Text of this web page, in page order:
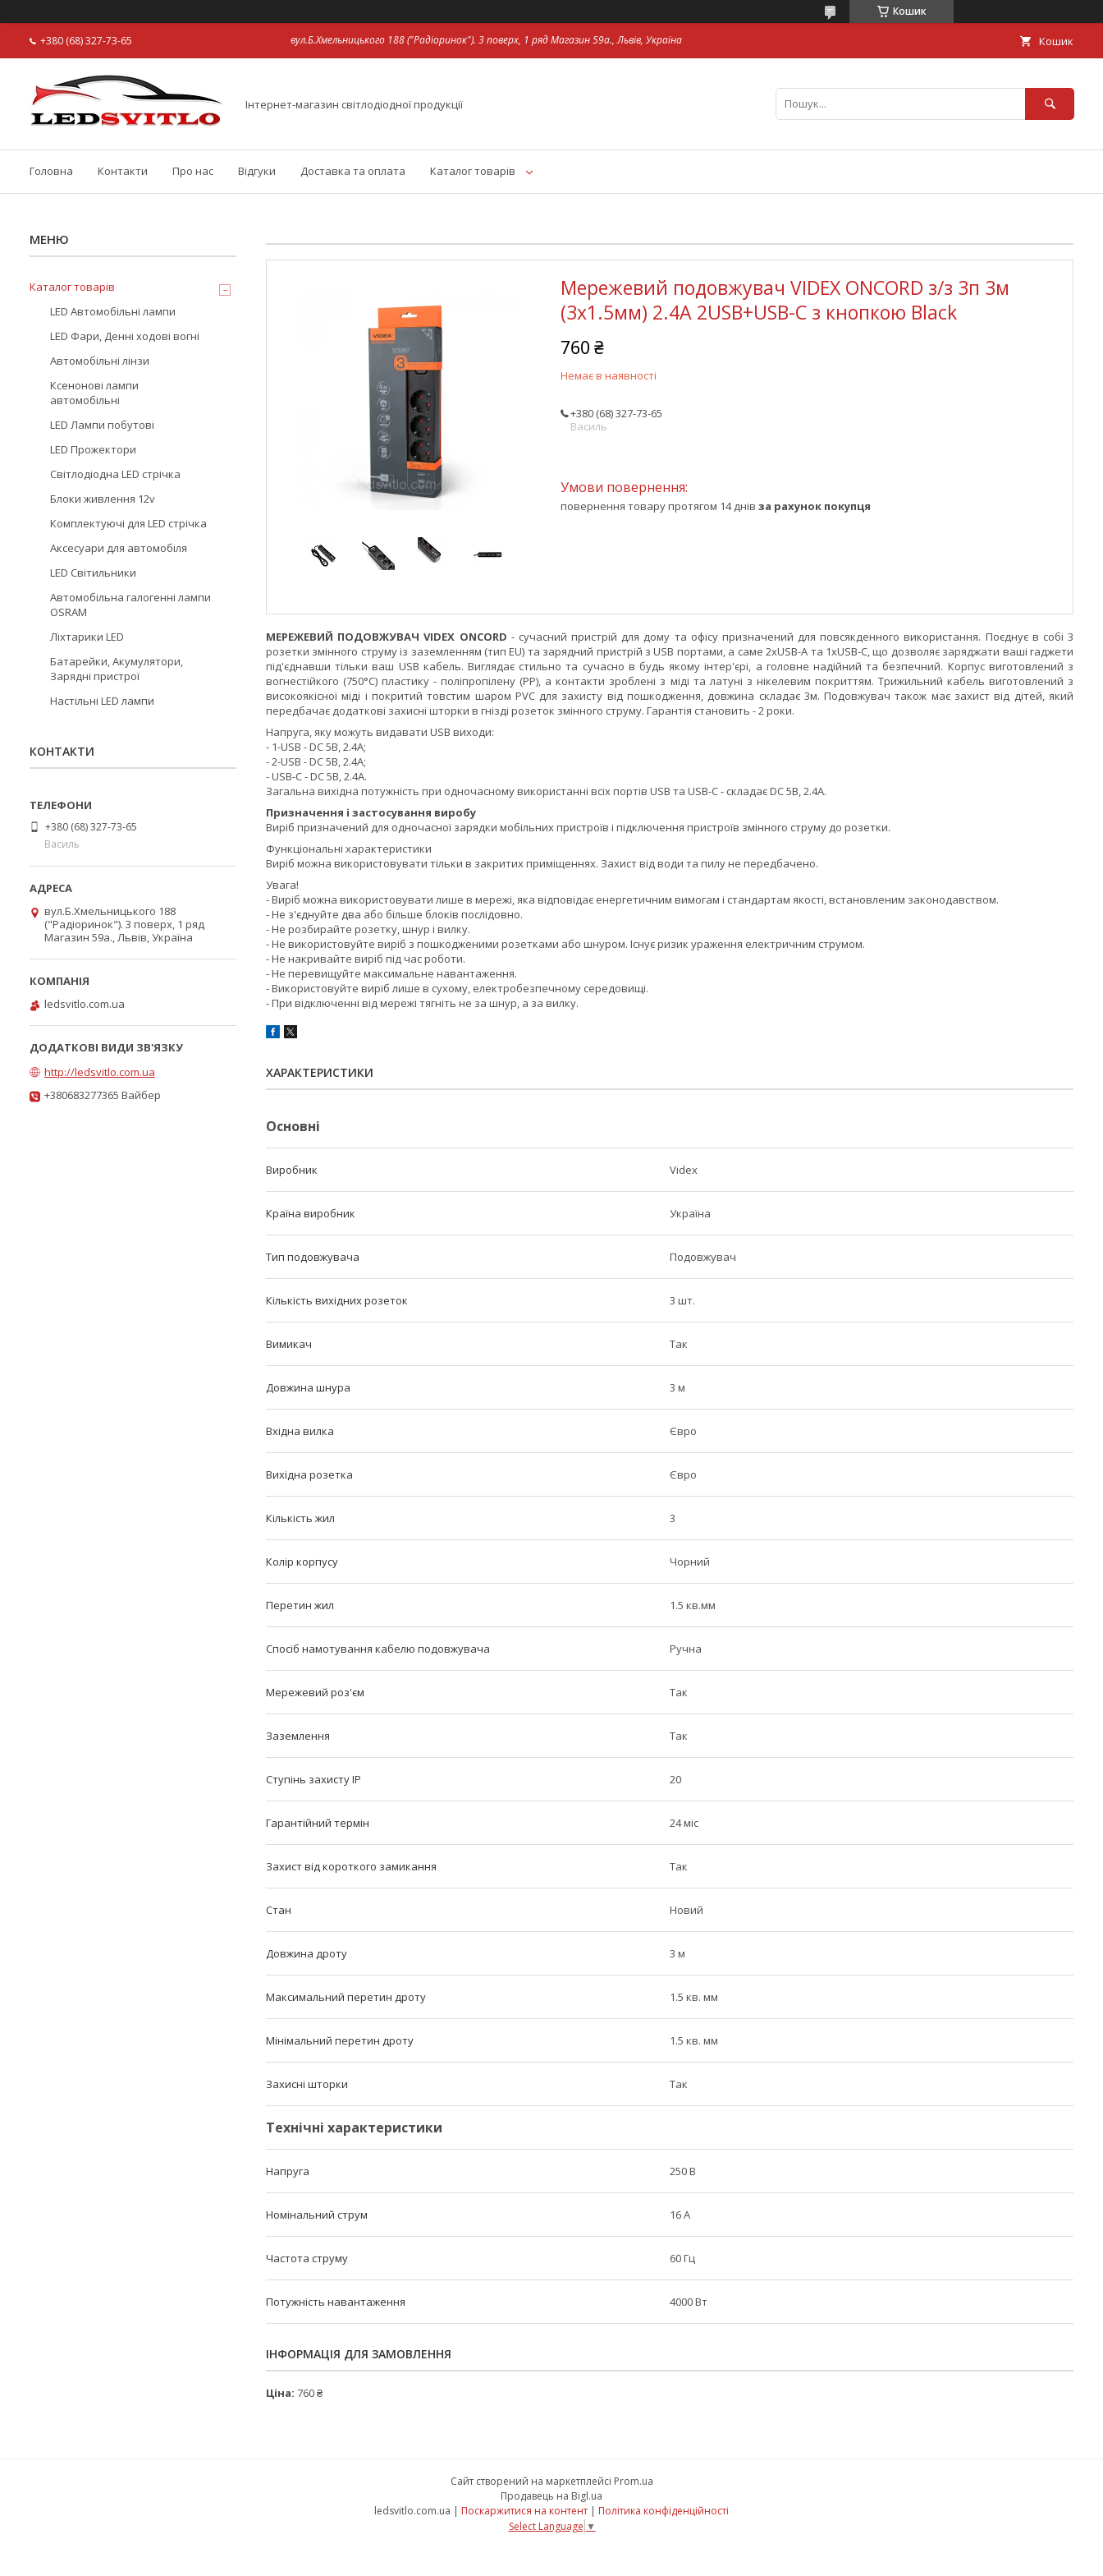
Кошик
+380 (68) 327-73-65 вул.Б.Хмельницького 188 ("Радіоринок"). 3 поверх, 1 ряд Магазин 59а., Львів, Україна Кошик
Інтернет-магазин світлодіодної продукції
Головна Контакти Про нас Відгуки Доставка та оплата Каталог товарів
Мережевий подовжувач VIDEX ONCORD з/з 3п 3м
(3x1.5мм) 2.4А 2USB+USB-C з кнопкою Black
760 ₴
Немає в наявності
+380 (68) 327-73-65
Василь
повернення товару протягом 14 днів за рахунок покупця
МЕРЕЖЕВИЙ ПОДОВЖУВАЧ VIDEX ONCORD - сучасний пристрій для дому та офісу призначений для повсякденного використання. Поєднує в собі 3
розетки змінного струму із заземленням (тип EU) та зарядний пристрій з USB портами, а саме 2xUSB-A та 1xUSB-C, що дозволяє заряджати ваші гаджети
під'єднавши тільки ваш USB кабель. Виглядає стильно та сучасно в будь якому інтер'єрі, а головне надійний та безпечний. Корпус виготовлений з
вогнестійкого (750°C) пластику - поліпропілену (PP), а контакти зроблені з міді та латуні з нікелевим покриттям. Трижильний кабель виготовлений з
високоякісної міді і покритий товстим шаром PVC для захисту від пошкодження, довжина складає 3м. Подовжувач також має захист від дітей, який
передбачає додаткові захисні шторки в гнізді розеток змінного струму. Гарантія становить - 2 роки.
Напруга, яку можуть видавати USB виходи:
- 1-USB - DC 5В, 2.4А;
- 2-USB - DC 5В, 2.4А;
- USB-С - DC 5В, 2.4А.
Загальна вихідна потужність при одночасному використанні всіх портів USB та USB-C - складає DC 5В, 2.4А.
Призначення і застосування виробу
Виріб призначений для одночасної зарядки мобільних пристроїв і підключення пристроїв змінного струму до розетки.
Функціональні характеристики
Виріб можна використовувати тільки в закритих приміщеннях. Захист від води та пилу не передбачено.
Увага!
- Виріб можна використовувати лише в мережі, яка відповідає енергетичним вимогам і стандартам якості, встановленим законодавством.
- Не з'єднуйте два або більше блоків послідовно.
- Не розбирайте розетку, шнур і вилку.
- Не використовуйте виріб з пошкодженими розетками або шнуром. Існує ризик ураження електричним струмом.
- Не накривайте виріб під час роботи.
- Не перевищуйте максимальне навантаження.
- Використовуйте виріб лише в сухому, електробезпечному середовищі.
- При відключенні від мережі тягніть не за шнур, а за вилку.
ХАРАКТЕРИСТИКИ
Основні
Виробник Videx
Країна виробник Україна
Тип подовжувача Подовжувач
Кількість вихідних розеток 3 шт.
Вимикач Так
Довжина шнура 3 м
Вхідна вилка Євро
Вихідна розетка Євро
Кількість жил 3
Колір корпусу Чорний
Перетин жил 1.5 кв.мм
Спосіб намотування кабелю подовжувача Ручна
Мережевий роз'єм Так
Заземлення Так
Ступінь захисту IP 20
Гарантійний термін 24 міс
Захист від короткого замикання Так
Стан Новий
Довжина дроту 3 м
Максимальний перетин дроту 1.5 кв. мм
Мінімальний перетин дроту 1.5 кв. мм
Захисні шторки Так
Технічні характеристики
Напруга 250 В
Номінальний струм 16 А
Частота струму 60 Гц
Потужність навантаження 4000 Вт
ІНФОРМАЦІЯ ДЛЯ ЗАМОВЛЕННЯ
Ціна: 760 ₴
Каталог товарів
LED Автомобільні лампи
LED Фари, Денні ходові вогні
Автомобільні лінзи
Ксенонові лампи
автомобільні
LED Лампи побутові
LED Прожектори
Світлодіодна LED стрічка
Блоки живлення 12v
Комплектуючі для LED стрічка
Аксесуари для автомобіля
LED Світильники
Автомобільна галогенні лампи
OSRAM
Ліхтарики LED
Батарейки, Акумулятори,
Зарядні пристрої
Настільні LED лампи
КОНТАКТИ
+380 (68) 327-73-65
Василь
вул.Б.Хмельницького 188
("Радіоринок"). 3 поверх, 1 ряд
Магазин 59а., Львів, Україна
ledsvitlo.com.ua
http://ledsvitlo.com.ua
+380683277365 Вайбер
Сайт створений на маркетплейсі Prom.ua
Продавець на Bigl.ua
ledsvitlo.com.ua | Поскаржитися на контент | Політика конфіденційності
Select Language ▼